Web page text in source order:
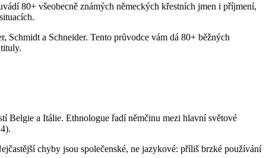
80+ všeobecně známých německých křestních jmen i příjmení,
a Schneider. Tento průvodce vám dá 80+ běžných
Belgie a Itálie. Ethnologue řadí němčinu mezi hlavní světové
chyby jsou společenské, ne jazykové: příliš brzké používání